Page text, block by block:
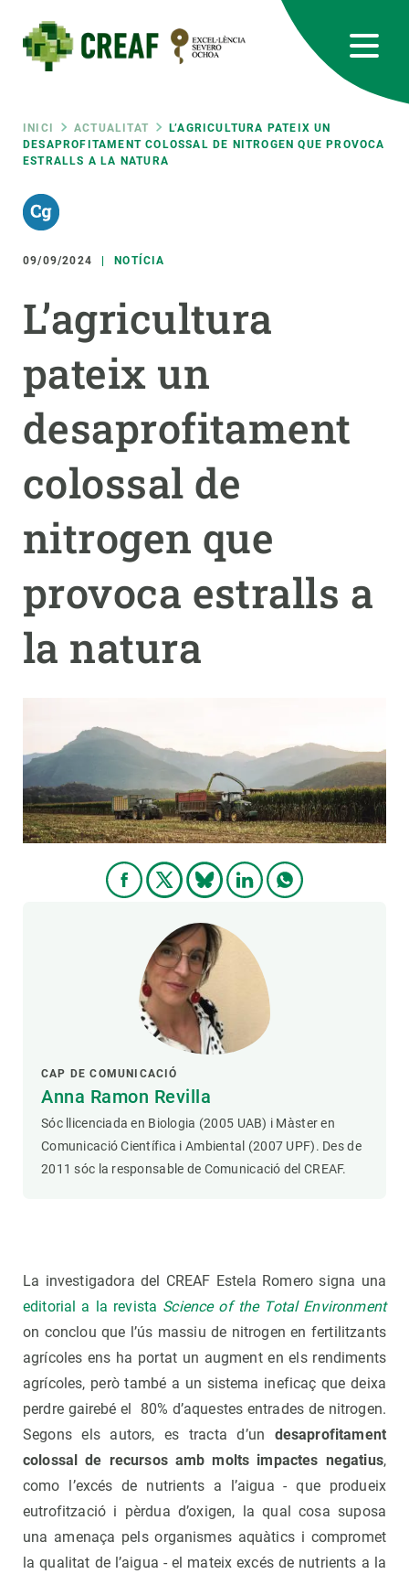
contingut
Fil
d'ariadna
INICI ACTUALITAT
L’AGRICULTURA PATEIX UN
DESAPROFITAMENT COLOSSAL DE NITROGEN QUE PROVOCA
ESTRALLS A LA NATURA
09/09/2024 NOTÍCIA
L’agricultura
pateix un
desaprofitament
colossal de
nitrogen que
provoca estralls a
la natura
CAP DE COMUNICACIÓ
Anna Ramon Revilla
Sóc llicenciada en Biologia (2005 UAB) i Màster en
Comunicació Científica i Ambiental (2007 UPF). Des de
2011 sóc la responsable de Comunicació del CREAF.
La investigadora del CREAF Estela Romero signa una
editorial a la revista Science of the Total Environment
on conclou que l’ús massiu de nitrogen en fertilitzants
agrícoles ens ha portat un augment en els rendiments
agrícoles, però també a un sistema ineficaç que deixa
perdre gairebé el 80% d’aquestes entrades de nitrogen.
Segons els autors, es tracta d’un desaprofitament
colossal de recursos amb molts impactes negatius,
como l’excés de nutrients a l’aigua - que produeix
eutrofització i pèrdua d’oxigen, la qual cosa suposa
una amenaça pels organismes aquàtics i compromet
la qualitat de l’aigua - el mateix excés de nutrients a la
RRSS
Featured
responsive
Responsive
menu
RECERCA
CIÈNCIA EN ACCIÓ
NOTÍCIES I AGENDA